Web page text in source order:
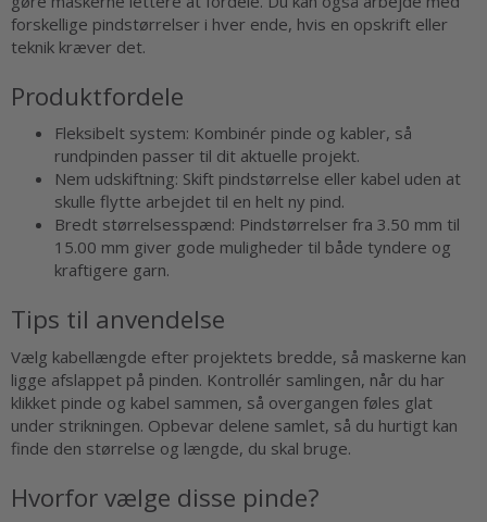
forskellige pindstørrelser i hver ende, hvis en opskrift eller
teknik kræver det.
Produktfordele
Fleksibelt system: Kombinér pinde og kabler, så
rundpinden passer til dit aktuelle projekt.
Nem udskiftning: Skift pindstørrelse eller kabel uden at
skulle flytte arbejdet til en helt ny pind.
Bredt størrelsesspænd: Pindstørrelser fra 3.50 mm til
15.00 mm giver gode muligheder til både tyndere og
kraftigere garn.
Tips til anvendelse
Vælg kabellængde efter projektets bredde, så maskerne kan
ligge afslappet på pinden. Kontrollér samlingen, når du har
klikket pinde og kabel sammen, så overgangen føles glat
under strikningen. Opbevar delene samlet, så du hurtigt kan
finde den størrelse og længde, du skal bruge.
Hvorfor vælge disse pinde?